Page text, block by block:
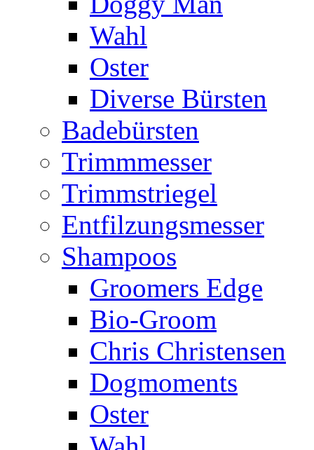
Wahl
Oster
Diverse Bürsten
Badebürsten
Trimmmesser
Trimmstriegel
Entfilzungsmesser
Shampoos
Groomers Edge
Bio-Groom
Chris Christensen
Dogmoments
Oster